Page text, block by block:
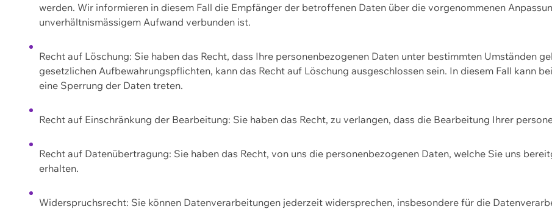
werden. Wir informieren in diesem Fall die Empfänger der betroffenen Daten über die vorgenommenen
unverhältnismässigem Aufwand verbunden ist.
Recht auf Löschung: Sie haben das Recht, dass Ihre personenbezogenen Daten unter bestimmten Umständen
gesetzlichen Aufbewahrungspflichten, kann das Recht auf Löschung ausgeschlossen sein. In diesem Fall kann
eine Sperrung der Daten treten.
Recht auf Einschränkung der Bearbeitung: Sie haben das Recht, zu verlangen, dass die Bearbeitung Ihrer
Recht auf Datenübertragung: Sie haben das Recht, von uns die personenbezogenen Daten, welche Sie uns
erhalten.
Widerspruchsrecht: Sie können Datenverarbeitungen jederzeit widersprechen, insbesondere für die